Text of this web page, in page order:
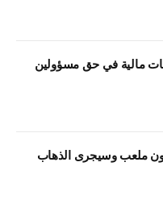
مالية في حق مسؤولين
ملعب وسيجرى الذهاب